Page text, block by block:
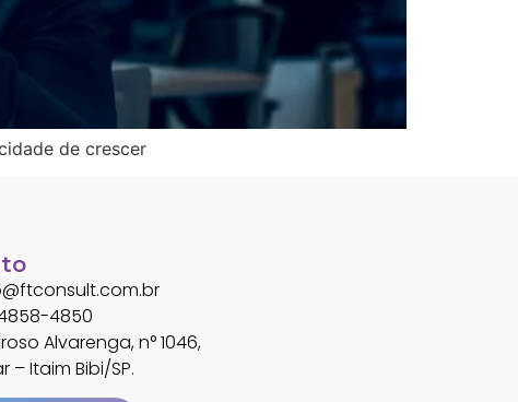
de crescer
Alvarenga, n° 1046,
– Itaim Bibi/SP.
4850